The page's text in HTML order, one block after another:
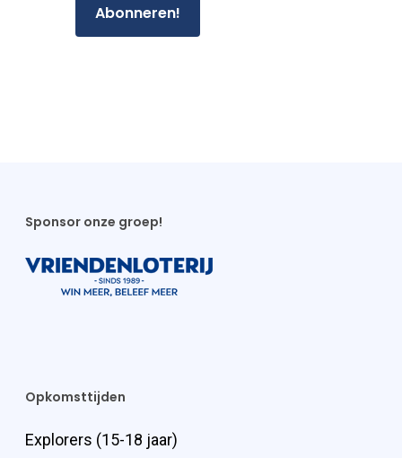
Sponsor onze groep!
Opkomsttijden
Explorers (15-18 jaar)